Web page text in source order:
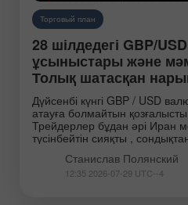
Торговый план
28 шілдедегі GBP/
ұсыныстары және
Толық шатасқан
Дүйсенбі күнгі GBP / USD
атауға болмайтын
Трейдерлер бұдан әрі Иран
түсінбейтін сияқты ,
Станислав Полянский
12:35 2026-07-29 UTC--4